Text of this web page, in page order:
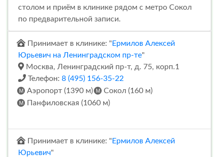
столом и приём в клинике рядом с метро Сокол
по предварительной записи.
Принимает в клинике: " Ермилов Алексей
Юрьевич на Ленинградском пр-те"
Москва, Ленинградский пр-т, д. 75, корп.1
Телефон: 8 (495) 156-35-22
Аэропорт (1390 м)
Сокол (160 м)
Панфиловская (1060 м)
Принимает в клинике: " Ермилов Алексей
Юрьевич"